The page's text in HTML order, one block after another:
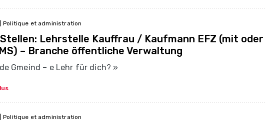
| Politique et administration
Lehrstelle Kauffrau / Kaufmann EFZ (mit oder
– Branche öffentliche Verwaltung
Gmeind – e Lehr für dich? »
| Politique et administration